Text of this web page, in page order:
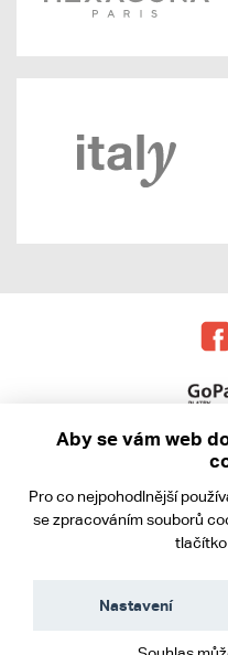
Ochrana
Aby se vám web
Pro co nejpohodlnější
se zpracováním souborů
tlačítko
Nastavení